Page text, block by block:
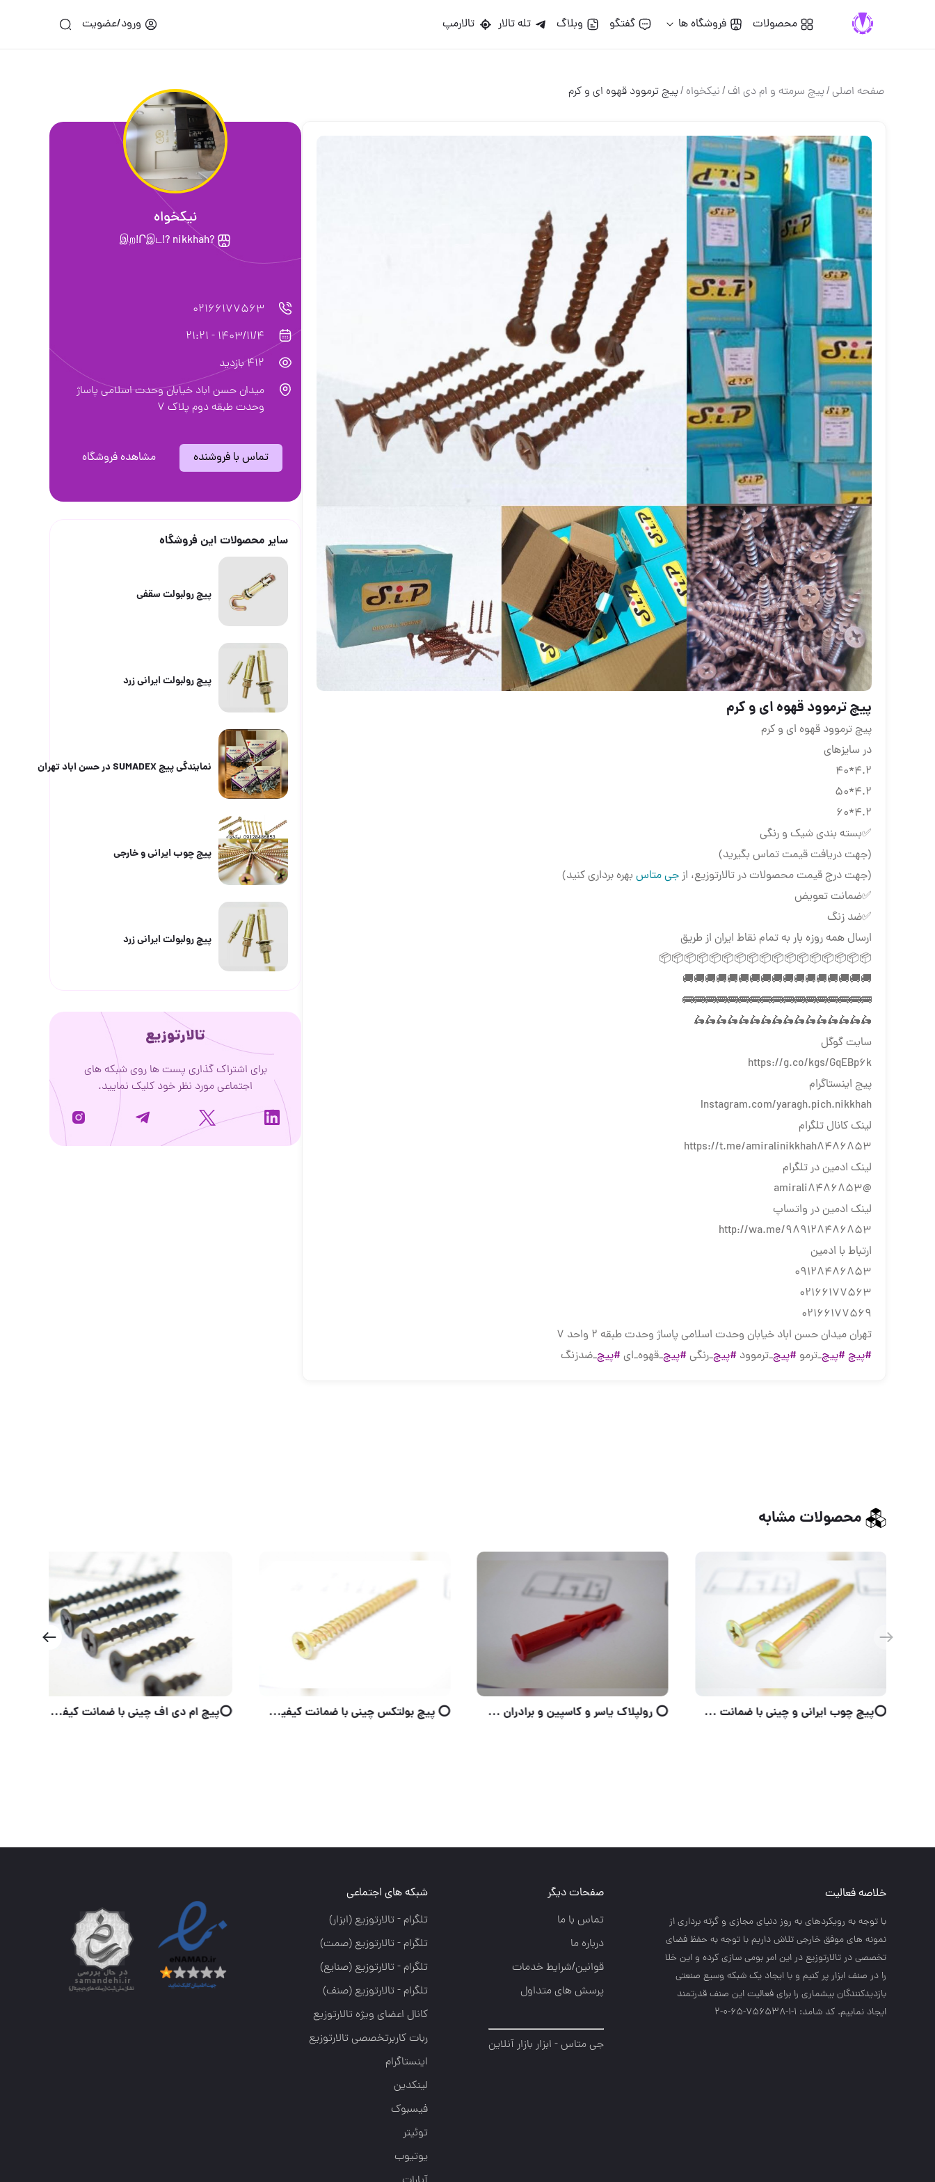
محصولات فروشگاه ها گفتگو وبلاگ تله تالار تالارمپ ورود/عضویت
صفحه اصلی/پيچ سرمته و ام دي اف/نیکخواه/پیچ ترموود قهوه ای و کرم
پیچ ترموود قهوه ای و کرم
پیچ ترموود قهوه ای و کرم
در سایزهای
4.2*40
4.2*50
4.2*60
✅بسته بندی شیک و رنگی
(جهت دریافت قیمت تماس بگیرید)
(جهت درج قیمت محصولات در تالارتوزیع، ازجی متاس بهره برداری کنید)
✅ضمانت تعویض
✅ضد زنگ
ارسال همه روزه بار به تمام نقاط ایران از طریق
📦📦📦📦📦📦📦📦📦📦📦📦📦📦📦📦📦
🚚🚚🚚🚚🚚🚚🚚🚚🚚🚚🚚🚚🚚🚚🚚🚚🚚
🚌🚌🚌🚌🚌🚌🚌🚌🚌🚌🚌🚌🚌🚌🚌🚌🚌
🛵🛵🛵🛵🛵🛵🛵🛵🛵🛵🛵🛵🛵🛵🛵🛵
سایت گوگل
https://g.co/kgs/GqEBp6k
پیج اینستاگرام
Instagram.com/yaragh.pich.nikkhah
لینک کانال تلگرام
https://t.me/amiralinikkhah8486853
لینک ادمین در تلگرام
@amirali8486853
لینک ادمین در واتساپ
http://wa.me/989128486853
ارتباط با ادمین
09128486853
02166177563
02166177569
تهران میدان حسن اباد خیابان وحدت اسلامی پاساژ وحدت طبقه 2 واحد 7
#پیچ#پیچ_ترمو #پیچ_ترموود #پیچ_رنگی #پیچ_قهوه_ای#پیچ_ضدزنگ
نیکخواه
?இற!Րஇட!? nikkhah
02166177563
1403/11/4 - 21:21
412 بازدید
میدان حسن اباد خیابان وحدت اسلامی پاساژ
وحدت طبقه دوم پلاک ۷
تماس با فروشنده مشاهده فروشگاه
سایر محصولات این فروشگاه
پیچ رولبولت سقفی
پیچ رولبولت ایرانی زرد
نمایندگی پیچ SUMADEX در حسن اباد تهران
پیچ چوب ایرانی و خارجی
پیچ رولبولت ایرانی زرد
تالارتوزیع
برای اشتراک گذاری پست ها روی شبکه های
اجتماعی مورد نظر خود کلیک نمایید.
محصولات مشابه
⭕️پیچ سرتخت مته تایوانی و چینی با ضمانت کیفیت در تمامی سایزها موجود است ⭕️پیچ چوب ایرانی و چینی با ضمانت کیفیت در تمامی سایزها موجود است ⭕️ رولپلاک یاسر و کاسپین و برادران با ضمانت کیفیت در تمامی سایزها موجود است ⭕️ پیچ بولتکس چینی با ضمانت کیفیت در تمامی سایزها موجود است
خلاصه فعالیت
با توجه به رويكردهاي به روز دنياي مجازي و گرته برداري از
نمونه هاي موفق خارجي تلاش داريم با توجه به حفظ فضاي
تخصصي در تالارتوزيع در اين امر بومي سازي كرده و اين خلا
را در صنف ابزار پر كنيم و با ايجاد يك شبكه وسيع صنعتي
بازديدكنندگان بيشماري را براي فعاليت اين صنف قدرتمند
ايجاد نماييم. کد شامد: 1-1-756538-65-0-2
صفحات دیگر
تماس با ما
درباره ما
قوانین/شرایط خدمات
پرسش های متداول
جی متاس - ابزار بازار آنلاین
شبکه های اجتماعی
تلگرام - تالارتوزيع (ابزار)
تلگرام - تالارتوزيع (صمت)
تلگرام - تالارتوزيع (صنايع)
تلگرام - تالارتوزیع (صنف)
کانال اعضای ویژه تالارتوزیع
ربات کاربرتخصصی تالارتوزیع
اینستاگرام
لینکدین
فیسبوک
توئیتر
یوتیوب